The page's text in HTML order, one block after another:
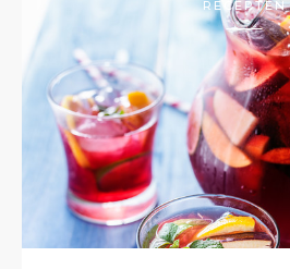
RECEPTEN